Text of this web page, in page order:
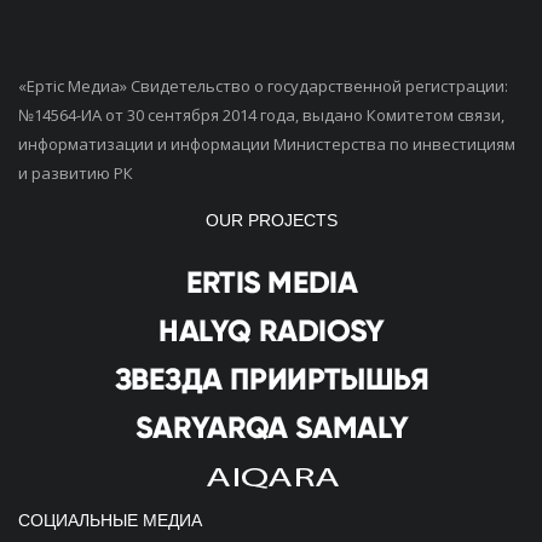
«Ертiс Медиа» Свидетельство о государственной регистрации:
№14564-ИА от 30 сентября 2014 года, выдано Комитетом связи,
информатизации и информации Министерства по инвестициям
и развитию РК
OUR PROJECTS
СОЦИАЛЬНЫЕ МЕДИА